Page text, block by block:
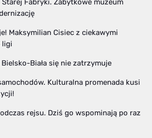
Maksymilian Cisiec z ciekawymi
ligi
Biała się nie zatrzymuje
Kulturalna promenada kusi
rejsu. Dziś go wspominają po raz